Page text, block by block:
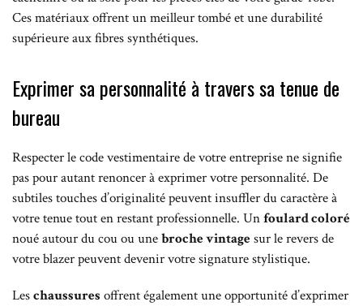
Ces matériaux offrent un meilleur tombé et une durabilité
supérieure aux fibres synthétiques.
Exprimer sa personnalité à travers sa tenue de
bureau
Respecter le code vestimentaire de votre entreprise ne signifie
pas pour autant renoncer à exprimer votre personnalité. De
subtiles touches d’originalité peuvent insuffler du caractère à
votre tenue tout en restant professionnelle. Unfoulard coloré
noué autour du cou ou unebroche vintagesur le revers de
votre blazer peuvent devenir votre signature stylistique.
Leschaussures offrent également une opportunité d’exprimer